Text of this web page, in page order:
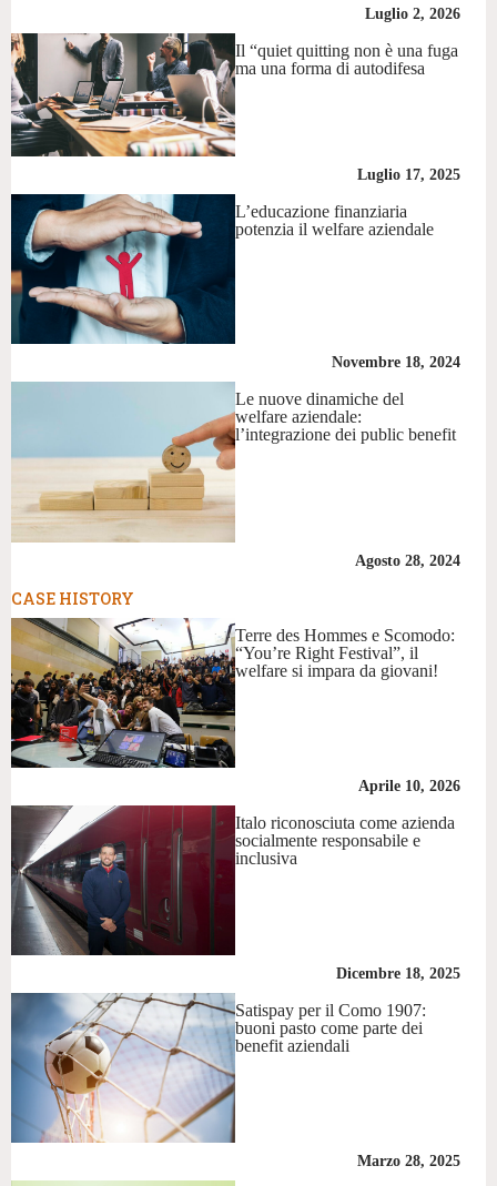
Luglio 2, 2026
Il “quiet quitting non è una fuga
ma una forma di autodifesa
Luglio 17, 2025
L’educazione finanziaria
potenzia il welfare aziendale
Novembre 18, 2024
Le nuove dinamiche del
welfare aziendale:
l’integrazione dei public benefit
Agosto 28, 2024
CASE HISTORY
Terre des Hommes e Scomodo:
“You’re Right Festival”, il
welfare si impara da giovani!
Aprile 10, 2026
Italo riconosciuta come azienda
socialmente responsabile e
inclusiva
Dicembre 18, 2025
Satispay per il Como 1907:
buoni pasto come parte dei
benefit aziendali
Marzo 28, 2025